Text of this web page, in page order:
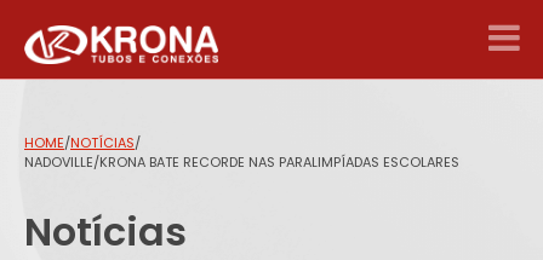
HOME/NOTÍCIAS/
NADOVILLE/KRONA BATE RECORDE NAS PARALIMPÍADAS ESCOLARES
Notícias